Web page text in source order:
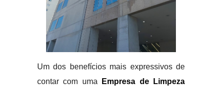
Um dos benefícios mais expressivos de
contar com uma
Empresa de Limpeza